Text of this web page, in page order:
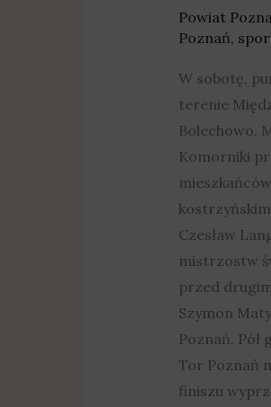
Powiat
Poznań,
W sobotę,
terenie
Bolechowo,
Komorniki
Czesław
mistrzostw
przed
Szymon
Poznań.
Tor Poznań
finiszu